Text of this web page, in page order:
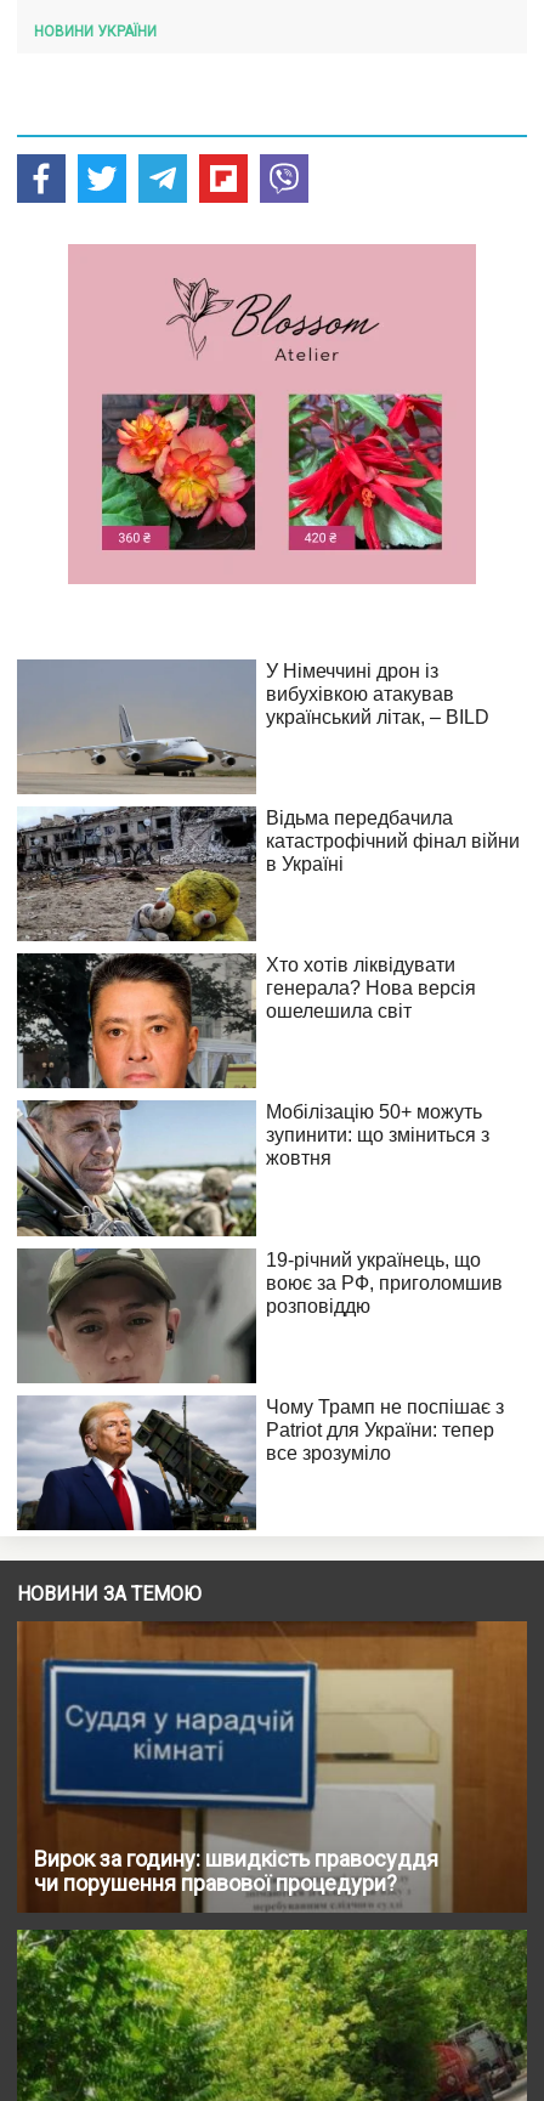
НОВИНИ УКРАЇНИ
НОВИНИ ЗА ТЕМОЮ
Вирок за годину: швидкість правосуддя
чи порушення правової процедури?